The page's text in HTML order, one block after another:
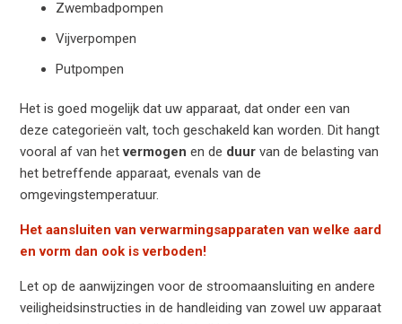
Zwembadpompen
Vijverpompen
Putpompen
Het is goed mogelijk dat uw apparaat, dat onder een van
deze categorieën valt, toch geschakeld kan worden. Dit hangt
vooral af van hetvermogen en de duur van de belasting van
het betreffende apparaat, evenals van de
omgevingstemperatuur.
Het aansluiten van verwarmingsapparaten van welke aard
en vorm dan ook is verboden!
Let op de aanwijzingen voor de stroomaansluiting en andere
veiligheidsinstructies in de handleiding van zowel uw apparaat